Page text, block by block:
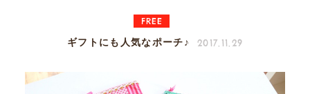
FREE
ギフトにも人気なポーチ♪ 2017.11.29